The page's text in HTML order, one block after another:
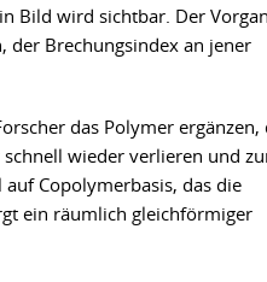
Bild wird sichtbar. Der
der Brechungsindex an jener
das Polymer ergänzen,
wieder verlieren und
Copolymerbasis, das die
ein räumlich gleichförmiger